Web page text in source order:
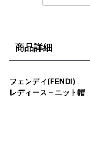
商品詳細
フェンディ(FENDI)
レディース－ニット帽